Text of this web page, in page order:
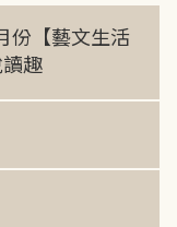
份【藝文生活
趣